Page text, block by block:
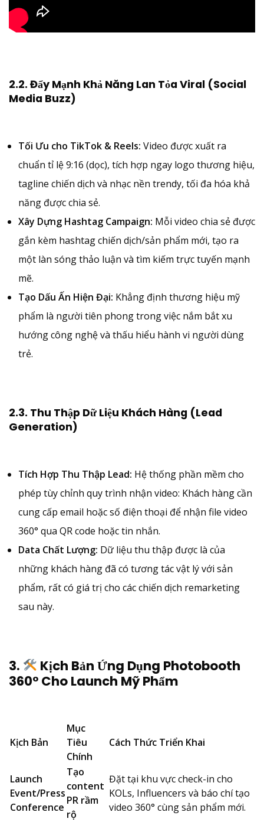
2.2. Đẩy Mạnh Khả Năng Lan Tỏa Viral (Social
Media Buzz)
Tối Ưu cho TikTok & Reels: Video được xuất ra
chuẩn tỉ lệ 9:16 (dọc), tích hợp ngay logo thương hiệu,
tagline chiến dịch và nhạc nền trendy, tối đa hóa khả
năng được chia sẻ.
Xây Dựng Hashtag Campaign: Mỗi video chia sẻ được
gắn kèm hashtag chiến dịch/sản phẩm mới, tạo ra
một làn sóng thảo luận và tìm kiếm trực tuyến mạnh
mẽ.
Tạo Dấu Ấn Hiện Đại: Khẳng định thương hiệu mỹ
phẩm là người tiên phong trong việc nắm bắt xu
hướng công nghệ và thấu hiểu hành vi người dùng
trẻ.
2.3. Thu Thập Dữ Liệu Khách Hàng (Lead
Generation)
Tích Hợp Thu Thập Lead: Hệ thống phần mềm cho
phép tùy chỉnh quy trình nhận video: Khách hàng cần
cung cấp email hoặc số điện thoại để nhận file video
360° qua QR code hoặc tin nhắn.
Data Chất Lượng: Dữ liệu thu thập được là của
những khách hàng đã có tương tác vật lý với sản
phẩm, rất có giá trị cho các chiến dịch remarketing
sau này.
3.
Kịch Bản Ứng Dụng Photobooth
360° Cho Launch Mỹ Phẩm
Kịch Bản
Mục
Tiêu
Chính
Cách Thức Triển Khai
Launch
Event/Press
Conference
Tạo
content
PR rầm
rộ
Đặt tại khu vực check-in cho
KOLs, Influencers và báo chí tạo
video 360° cùng sản phẩm mới.